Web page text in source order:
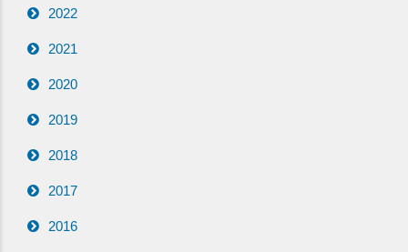
2022
2021
2020
2019
2018
2017
2016